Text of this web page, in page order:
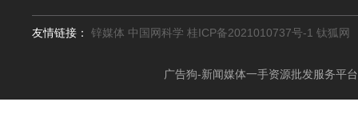
友情链接： 锌媒体 中国网科学 桂ICP备2021010737号-1 钛狐网
广告狗-新闻媒体一手资源批发服务平